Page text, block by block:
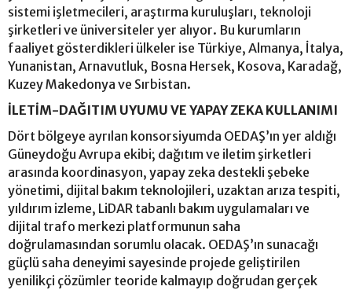
sistemi işletmecileri, araştırma kuruluşları, teknoloji
şirketleri ve üniversiteler yer alıyor. Bu kurumların
faaliyet gösterdikleri ülkeler ise Türkiye, Almanya, İtalya,
Yunanistan, Arnavutluk, Bosna Hersek, Kosova, Karadağ,
Kuzey Makedonya ve Sırbistan.
İLETİM-DAĞITIM UYUMU VE YAPAY ZEKA KULLANIMI
Dört bölgeye ayrılan konsorsiyumda OEDAŞ’ın yer aldığı
Güneydoğu Avrupa ekibi; dağıtım ve iletim şirketleri
arasında koordinasyon, yapay zeka destekli şebeke
yönetimi, dijital bakım teknolojileri, uzaktan arıza tespiti,
yıldırım izleme, LiDAR tabanlı bakım uygulamaları ve
dijital trafo merkezi platformunun saha
doğrulamasından sorumlu olacak. OEDAŞ’ın sunacağı
güçlü saha deneyimi sayesinde projede geliştirilen
yenilikçi çözümler teoride kalmayıp doğrudan gerçek